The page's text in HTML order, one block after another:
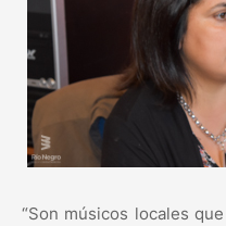
“Son músicos locales